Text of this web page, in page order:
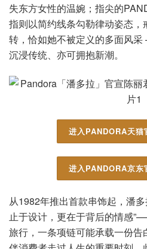
失东方女性的温婉；指尖的
指则以简约线条勾勒律动姿态
转，恰如她不被定义的多面风
沉浸传统、亦可拥抱新潮。
进入PANDORA天猫
进入PANDORA京东
从1982年推出首款串饰起，潘
止于设计，更在于背后的情感
旅行，一条项链可能承载一份告